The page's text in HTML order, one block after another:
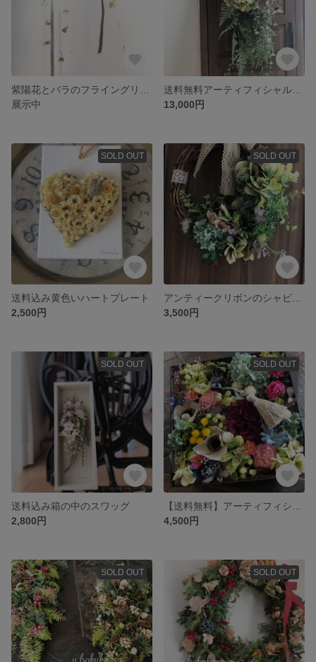
展示中
13,000円
SOLD OUT
送料込み黄色いハートプレート
2,500円
SOLD OUT
3,500円
SOLD OUT
送料込み箱の中のスワッグ
2,800円
SOLD OUT
4,500円
SOLD OUT SOLD OUT